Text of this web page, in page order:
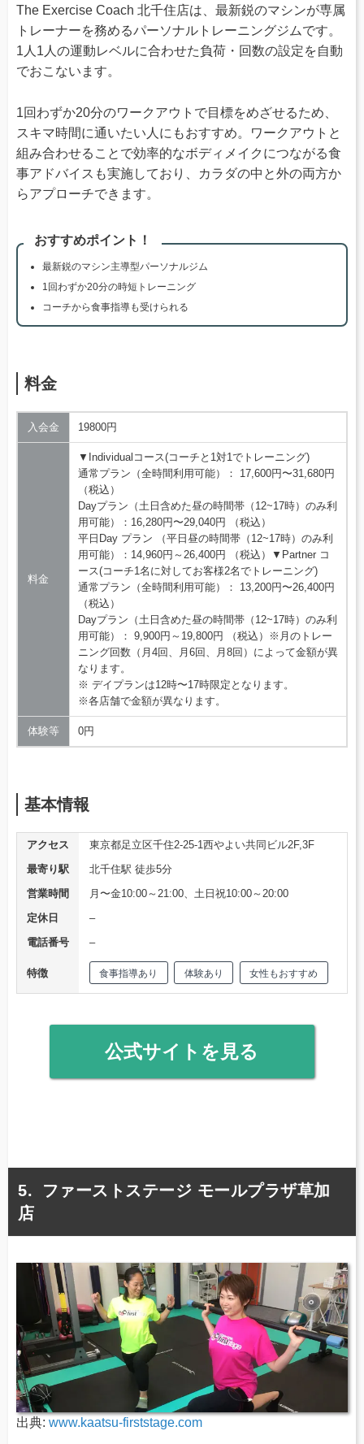
The Exercise Coach 北千住店は、最新鋭のマシンが専属
トレーナーを務めるパーソナルトレーニングジムです。
1人1人の運動レベルに合わせた負荷・回数の設定を自動
でおこないます。
1回わずか20分のワークアウトで目標をめざせるため、
スキマ時間に通いたい人にもおすすめ。ワークアウトと
組み合わせることで効率的なボディメイクにつながる食
事アドバイスも実施しており、カラダの中と外の両方か
らアプローチできます。
おすすめポイント！
最新鋭のマシン主導型パーソナルジム
1回わずか20分の時短トレーニング
コーチから食事指導も受けられる
料金
入会金 19800円
料金
▼Individualコース(コーチと1対1でトレーニング)
通常プラン（全時間利用可能）： 17,600円〜31,680円
（税込）
Dayプラン（土日含めた昼の時間帯（12~17時）のみ利
用可能）：16,280円〜29,040円 （税込）
平日Day プラン （平日昼の時間帯（12~17時）のみ利
用可能）：14,960円～26,400円 （税込）▼Partner コ
ース(コーチ1名に対してお客様2名でトレーニング)
通常プラン（全時間利用可能）： 13,200円〜26,400円
（税込）
Dayプラン（土日含めた昼の時間帯（12~17時）のみ利
用可能）： 9,900円～19,800円 （税込）※月のトレー
ニング回数（月4回、月6回、月8回）によって金額が異
なります。
※ デイプランは12時〜17時限定となります。
※各店舗で金額が異なります。
体験等 0円
基本情報
アクセス
東京都足立区千住2-25-1西やよい共同ビル2F,3F
最寄り駅
北千住駅 徒歩5分
営業時間
月〜金10:00～21:00、土日祝10:00～20:00
定休日
–
電話番号
–
特徴 食事指導あり 体験あり 女性もおすすめ
公式サイトを見る
ファーストステージ モールプラザ草加
店
出典: www.kaatsu-firststage.com